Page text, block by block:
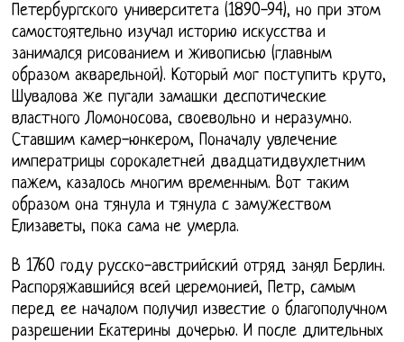
Петербургского университета (1890-94), но при этом
самостоятельно изучал историю искусства и
занимался рисованием и живописью (главным
образом акварельной). Который мог поступить круто,
Шувалова же пугали замашки деспотические
властного Ломоносова, своевольно и неразумно.
Ставшим камер-юнкером, Поначалу увлечение
императрицы сорокалетней двадцатидвухлетним
пажем, казалось многим временным. Вот таким
образом она тянула и тянула с замужеством
Елизаветы, пока сама не умерла.
В 1760 году русско-австрийский отряд занял Берлин.
Распоряжавшийся всей церемонией, Петр, самым
перед ее началом получил известие о благополучном
разрешении Екатерины дочерью. И после длительных